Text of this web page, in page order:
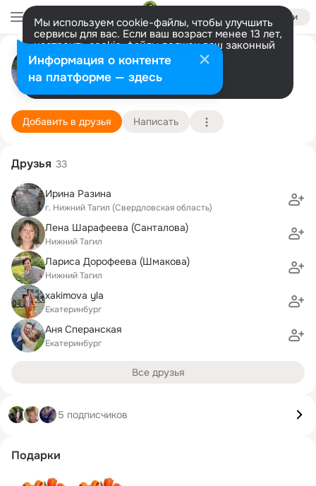
Войти
Мы используем cookie-файлы, чтобы улучшить
сервисы для вас. Если ваш возраст менее 13 лет,
настроить cookie-файлы должен ваш законный
представитель. Больше информации
Разрешить все Настроить
Даша Отраднова
Санкт-Петербург
32 школа
Подробнее
Добавить в друзья Написать
Друзья 33
Ирина Разина
г. Нижний Тагил (Свердловская область)
Лена Шарафеева (Санталова)
Нижний Тагил
Лариса Дорофеева (Шмакова)
Нижний Тагил
xakimova yla
Екатеринбург
Аня Сперанская
Екатеринбург
Все друзья
5 подписчиков
Подарки
Информация о контенте
на платформе — здесь